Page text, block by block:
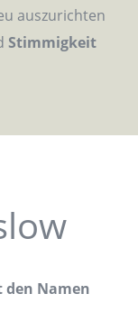
auszurichten
Stimmigkeit
Namen